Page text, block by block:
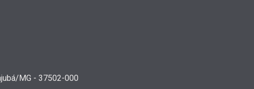
MG - 37502-000